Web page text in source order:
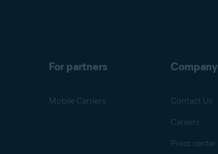
For partners
Mobile Carriers
Company
Contact Us
Careers
Press center